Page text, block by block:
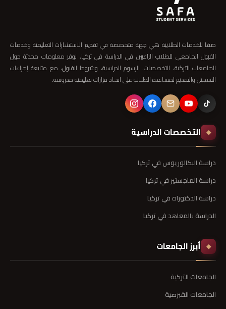
صفا للخدمات الطلابية هي جهة متخصصة في تقديم الاستشارات التعليمية وخدمات
القبول الجامعي للطلاب الراغبين في الدراسة في تركيا. نوفر معلومات محدثة حول
الجامعات التركية، التخصصات، الرسوم الدراسية، وشروط القبول، مع متابعة إجراءات
التسجيل والتقديم لمساعدة الطلاب على اتخاذ قرارات تعليمية مدروسة.
◆ التخصصات الدراسية
دراسة البكالوريوس في تركيا
دراسة الماجستير في تركيا
دراسة الدكتوراه في تركيا
الدراسة بالمعاهد في تركيا
◆ أبرز الجامعات
الجامعات التركية
الجامعات القبرصية